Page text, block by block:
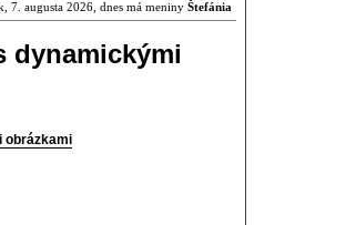
7. augusta 2026, dnes má meniny Štefánia
dynamickými
obrázkami